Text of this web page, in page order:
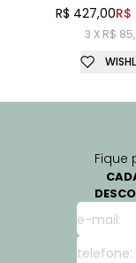
R$ 427,00
3 X R$
Fique